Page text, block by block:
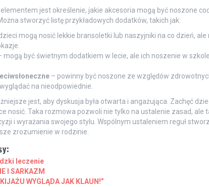
jest określenie, jakie akcesoria mogą być noszone
stworzyć listę przykładowych dodatków, takich jak:
mogą nosić lekkie bransoletki lub naszyjniki na co dzień,
mogą być świetnym dodatkiem w lecie, ale ich noszenie w
– powinny być noszone ze względów
na nieodpowiednie.
jest, aby dyskusja była otwarta i angażująca. Zachęć
nosić. Taka rozmowa pozwoli nie tylko na ustalenie zasad, ale
i wyrażania swojego stylu. Wspólnym ustaleniem reguł
zrozumienie w rodzinie.
leczenie
I SARKAZM
WYGLĄDA JAK KLAUN!”